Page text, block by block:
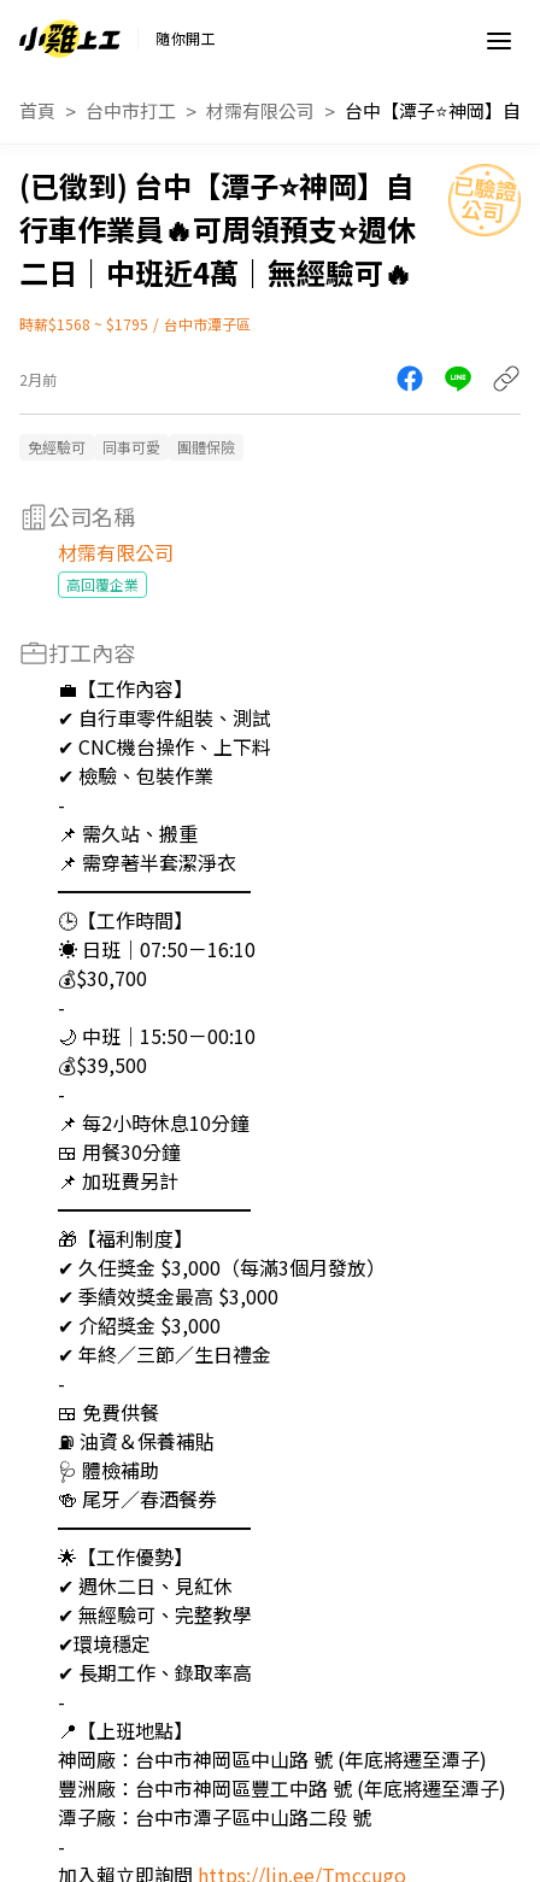
隨你開工
首頁 台中市打工 材霈有限公司
台中【潭子⭐神岡】自
行車作業員🔥可周領預支⭐週休
二日｜中班近4萬｜無經驗可🔥
時薪$1568 ~ $1795 / 台中市潭子區
2月前
免經驗可 同事可愛 團體保險
公司名稱
材霈有限公司
高回覆企業
打工內容
💼【工作內容】
✔ 自行車零件組裝、測試
✔ CNC機台操作、上下料
✔ 檢驗、包裝作業
-
📌 需久站、搬重
📌 需穿著半套潔淨衣
━━━━━━━━━━
🕒【工作時間】
☀ 日班｜07:50－16:10
💰$30,700
-
🌙 中班｜15:50－00:10
💰$39,500
-
📌 每2小時休息10分鐘
🍱 用餐30分鐘
📌 加班費另計
━━━━━━━━━━
🎁【福利制度】
✔ 久任獎金 $3,000（每滿3個月發放）
✔ 季績效獎金最高 $3,000
✔ 介紹獎金 $3,000
✔ 年終／三節／生日禮金
-
🍱 免費供餐
⛽ 油資＆保養補貼
🩺 體檢補助
🍻 尾牙／春酒餐券
━━━━━━━━━━
🌟【工作優勢】
✔ 週休二日、見紅休
✔ 無經驗可、完整教學
✔環境穩定
✔ 長期工作、錄取率高
-
📍【上班地點】
神岡廠：台中市神岡區中山路 號 (年底將遷至潭子)
豐洲廠：台中市神岡區豐工中路 號 (年底將遷至潭子)
潭子廠：台中市潭子區中山路二段 號
-
加入賴立即詢問 https://lin.ee/Tmccugo